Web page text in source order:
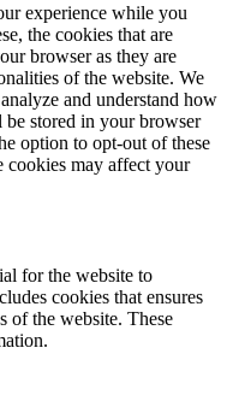
experience while you
the cookies that are
browser as they are
of the website. We
and understand how
stored in your browser
option to opt-out of these
cookies may affect your
for the website to
cookies that ensures
of the website. These